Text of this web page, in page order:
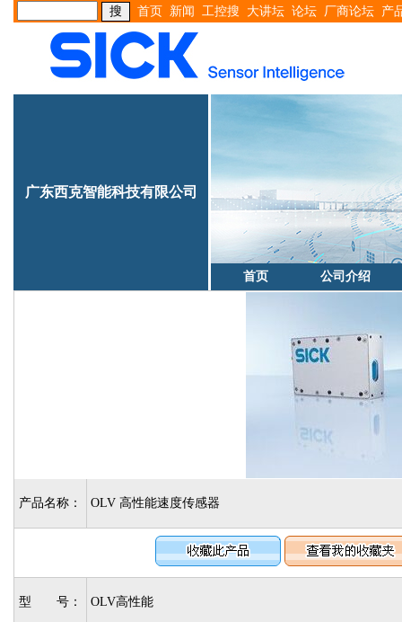
首页 新闻 工控搜 大讲坛 论坛 厂商论坛 产
广东西克智能科技有限公司
首页 公司介绍
产品名称： OLV 高性能速度传感器
型 号： OLV高性能